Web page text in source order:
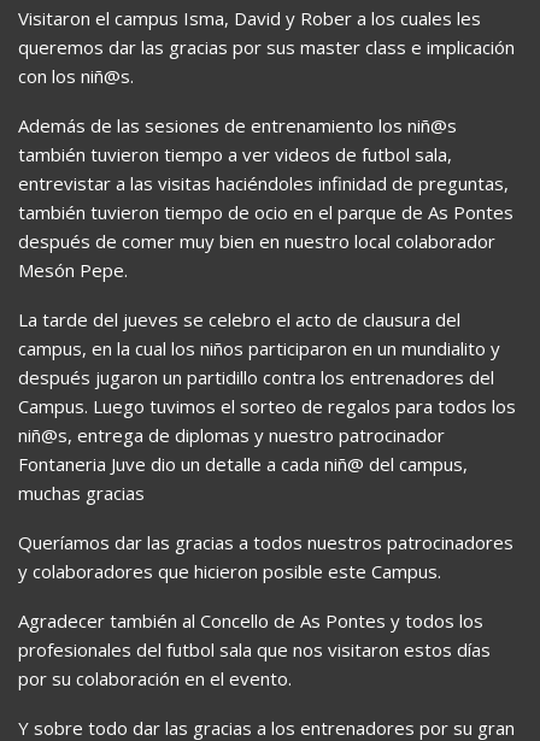
Visitaron el campus Isma, David y Rober a los cuales les
queremos dar las gracias por sus master class e implicación
con los niñ@s.
Además de las sesiones de entrenamiento los niñ@s
también tuvieron tiempo a ver videos de futbol sala,
entrevistar a las visitas haciéndoles infinidad de preguntas,
también tuvieron tiempo de ocio en el parque de As Pontes
después de comer muy bien en nuestro local colaborador
Mesón Pepe.
La tarde del jueves se celebro el acto de clausura del
campus, en la cual los niños participaron en un mundialito y
después jugaron un partidillo contra los entrenadores del
Campus. Luego tuvimos el sorteo de regalos para todos los
niñ@s, entrega de diplomas y nuestro patrocinador
Fontaneria Juve dio un detalle a cada niñ@ del campus,
muchas gracias
Queríamos dar las gracias a todos nuestros patrocinadores
y colaboradores que hicieron posible este Campus.
Agradecer también al Concello de As Pontes y todos los
profesionales del futbol sala que nos visitaron estos días
por su colaboración en el evento.
Y sobre todo dar las gracias a los entrenadores por su gran